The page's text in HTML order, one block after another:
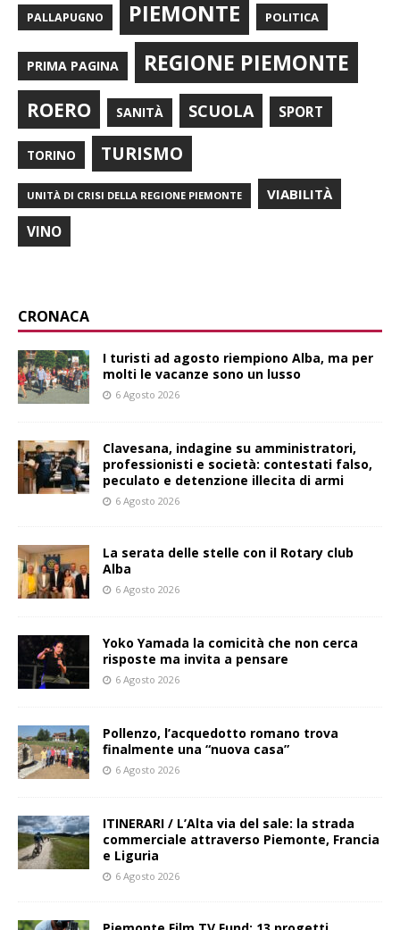
PALLAPUGNO PIEMONTE POLITICA
PRIMA PAGINA REGIONE PIEMONTE
ROERO SANITÀ SCUOLA SPORT
TORINO TURISMO
UNITÀ DI CRISI DELLA REGIONE PIEMONTE VIABILITÀ
VINO
CRONACA
I turisti ad agosto riempiono Alba, ma per
molti le vacanze sono un lusso
6 Agosto 2026
Clavesana, indagine su amministratori,
professionisti e società: contestati falso,
peculato e detenzione illecita di armi
6 Agosto 2026
La serata delle stelle con il Rotary club
Alba
6 Agosto 2026
Yoko Yamada la comicità che non cerca
risposte ma invita a pensare
6 Agosto 2026
Pollenzo, l’acquedotto romano trova
finalmente una “nuova casa”
6 Agosto 2026
ITINERARI / L’Alta via del sale: la strada
commerciale attraverso Piemonte, Francia
e Liguria
6 Agosto 2026